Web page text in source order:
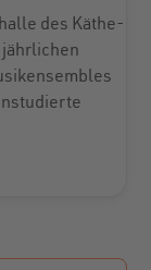
des Käthe-